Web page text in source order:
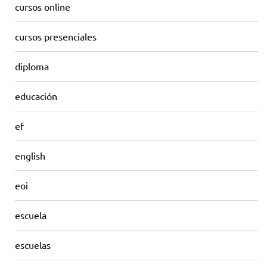
cursos online
cursos presenciales
diploma
educación
ef
english
eoi
escuela
escuelas